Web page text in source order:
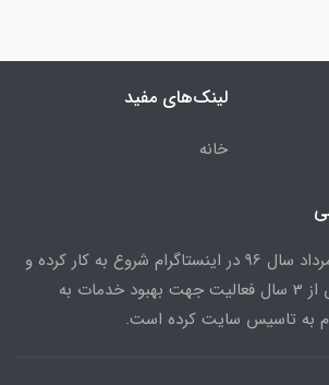
لینک‌های مفید
خانه
پیج کره بیوتی 96 از مرداد سال 96 در اینستاگرام شروع به کار کرده و
اکنون در مرداد 99 پس از 3 سال فعالیت جهت بهبود خدمات به
به تاسیس سایت کرده است.